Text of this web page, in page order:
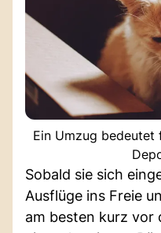
Ein Umzug bedeutet
Sobald sie sich
Ausflüge ins Freie
am besten kurz vor